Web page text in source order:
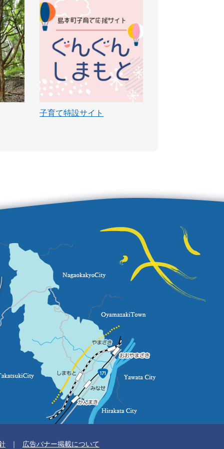
子育て特設サイト
広告バナー掲載について